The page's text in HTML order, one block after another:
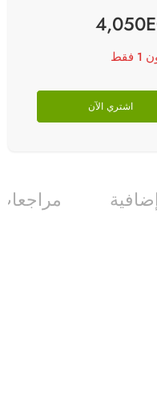
4,050
اشتري الآن
مراجعات